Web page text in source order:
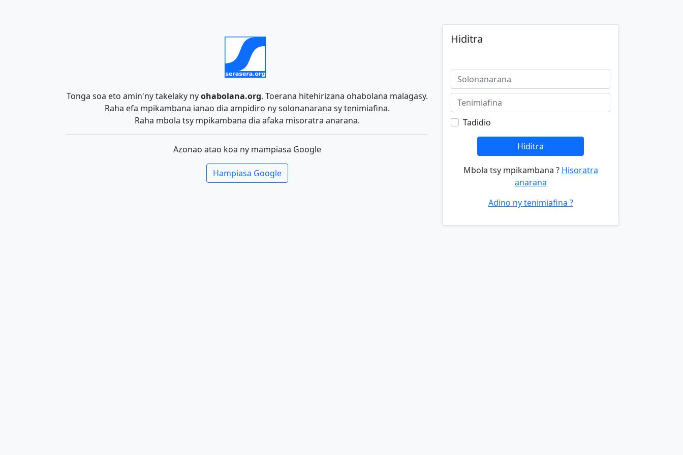
Tonga soa eto amin'ny takelaky nyohabolana.org. Toerana hitehirizana ohabolana malagasy.
Raha efa mpikambana ianao dia ampidiro ny solonanarana sy tenimiafina.
Raha mbola tsy mpikambana dia afaka misoratra anarana.
Azonao atao koa ny mampiasa Google
Hampiasa Google
Hiditra
Tadidio
Hiditra
Mbola tsy mpikambana ? Hisoratra
anarana
Adino ny tenimiafina ?